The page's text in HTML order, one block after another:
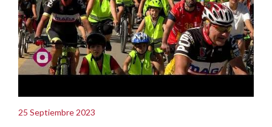
25 Septiembre 2023